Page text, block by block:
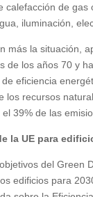
calefacción de
iluminación,
más la situación,
de los años 70 y
eficiencia
los recursos
39% de las
la UE para
del Green
edificios para